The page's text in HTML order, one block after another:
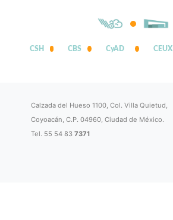
CSH CBS CyAD CEUX
Calzada del Hueso 1100, Col. Villa Quietud,
Coyoacán, C.P. 04960, Ciudad de México.
Tel. 55 54 837371